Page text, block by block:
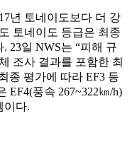
년 토네이도보다 더 강
토네이도 등급은 최종
23일 NWS는 “피해 규
조사 결과를 포함한 최
종 평가에 따라 EF3 등
EF4(풍속 267~322㎞/h)
이다.